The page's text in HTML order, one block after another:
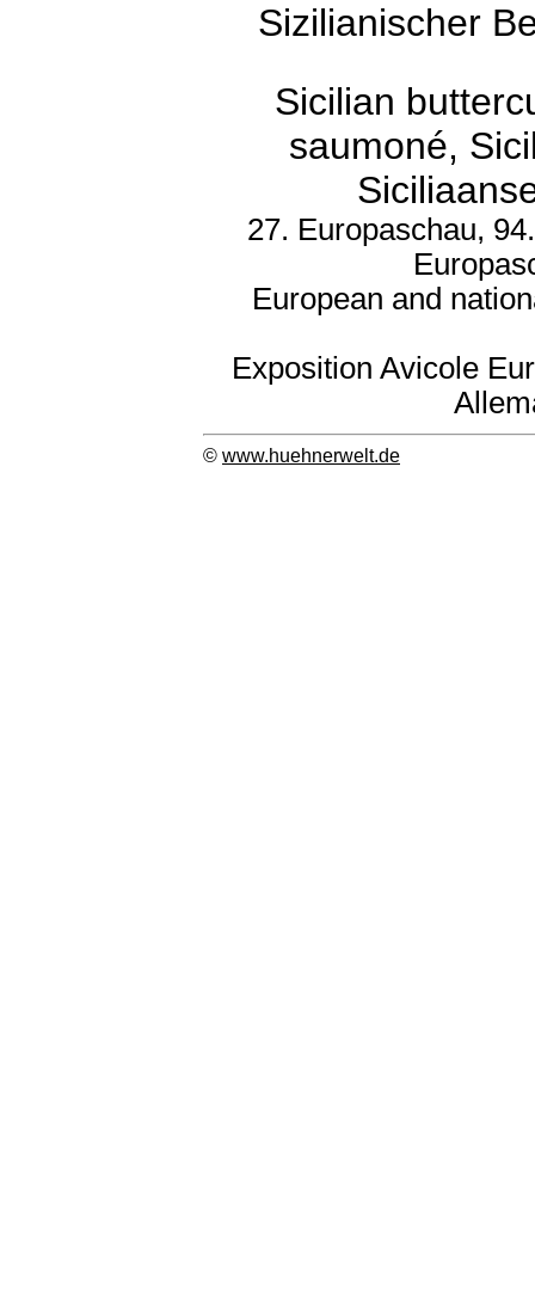
Sizilianischer
Sicilian
saumoné,
27. Europaschau,
European and
Exposition Avicole
© www.huehnerwelt.de